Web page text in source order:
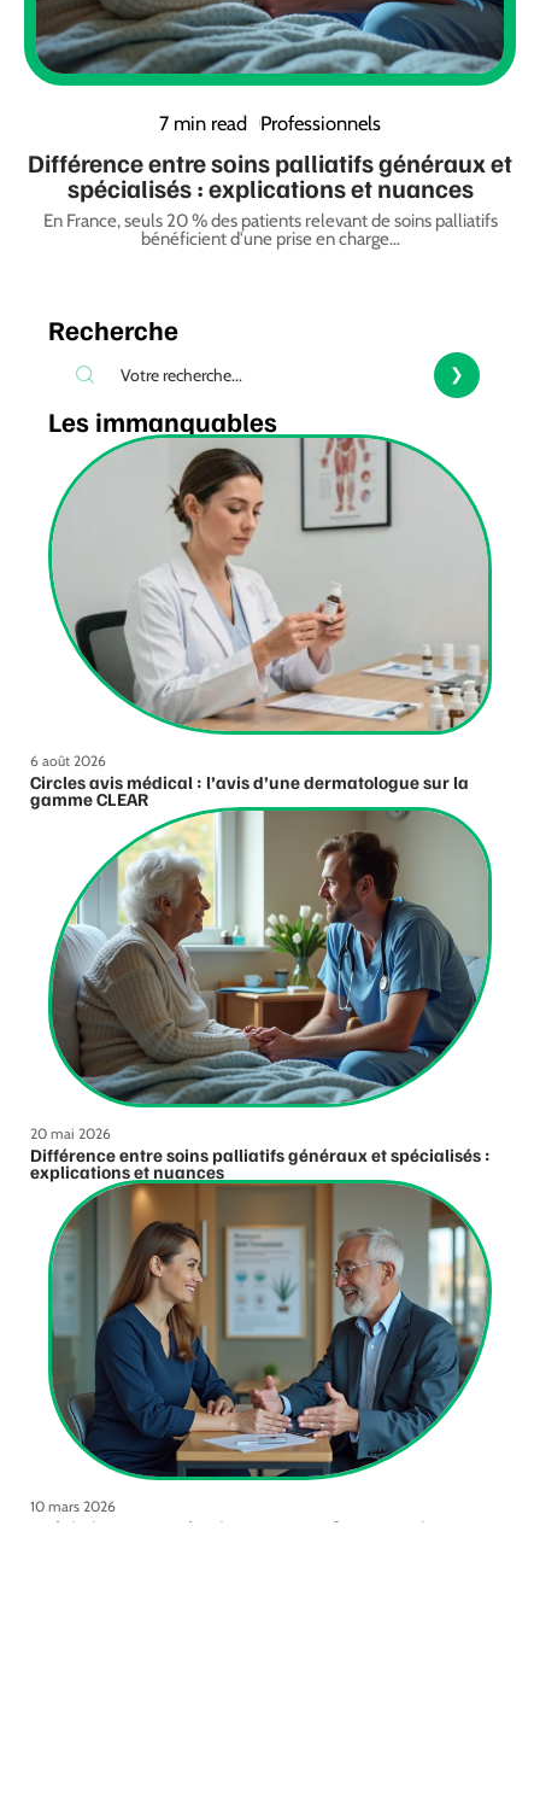
7 min read Professionnels
Différence entre soins palliatifs généraux et
spécialisés : explications et nuances
En France, seuls 20 % des patients relevant de soins palliatifs
bénéficient d'une prise en charge…
Recherche
Les immanquables
6 août 2026
Circles avis médical : l’avis d’une dermatologue sur la
gamme CLEAR
20 mai 2026
Différence entre soins palliatifs généraux et spécialisés :
explications et nuances
10 mars 2026
Spécialistes en accès direct et leurs rôles essentiels